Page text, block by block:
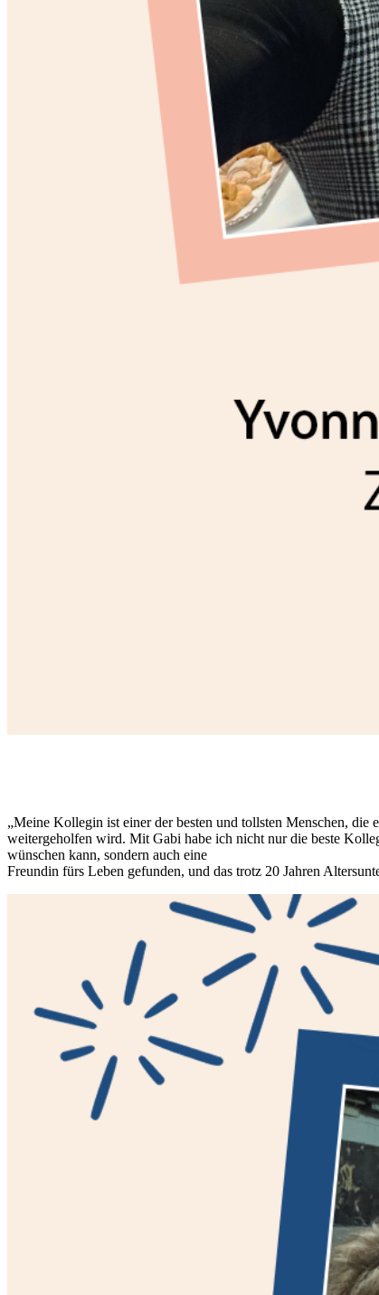
„Meine Kollegin ist einer der besten und tollsten Menschen, die
weitergeholfen wird. Mit Gabi habe ich nicht nur die beste
wünschen kann, sondern auch eine
Freundin fürs Leben gefunden, und das trotz 20 Jahren